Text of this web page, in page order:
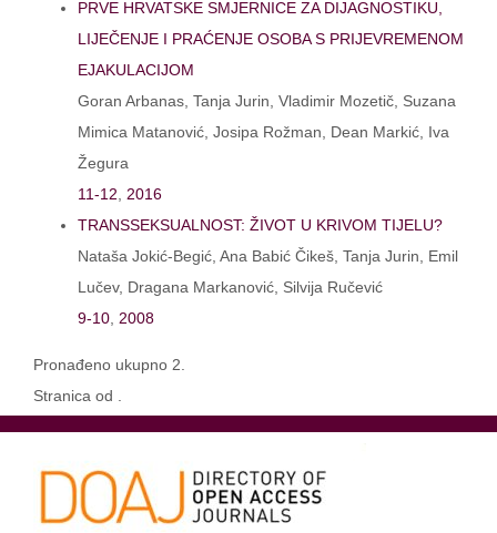
PRVE HRVATSKE SMJERNICE ZA DIJAGNOSTIKU,
LIJEČENJE I PRAĆENJE OSOBA S PRIJEVREMENOM
EJAKULACIJOM
Goran Arbanas, Tanja Jurin, Vladimir Mozetič, Suzana
Mimica Matanović, Josipa Rožman, Dean Markić, Iva
Žegura
11-12
2016
TRANSSEKSUALNOST: ŽIVOT U KRIVOM TIJELU?
Nataša Jokić-Begić, Ana Babić Čikeš, Tanja Jurin, Emil
Lučev, Dragana Markanović, Silvija Ručević
9-10 2008
Pronađeno ukupno 2.
Stranica od .